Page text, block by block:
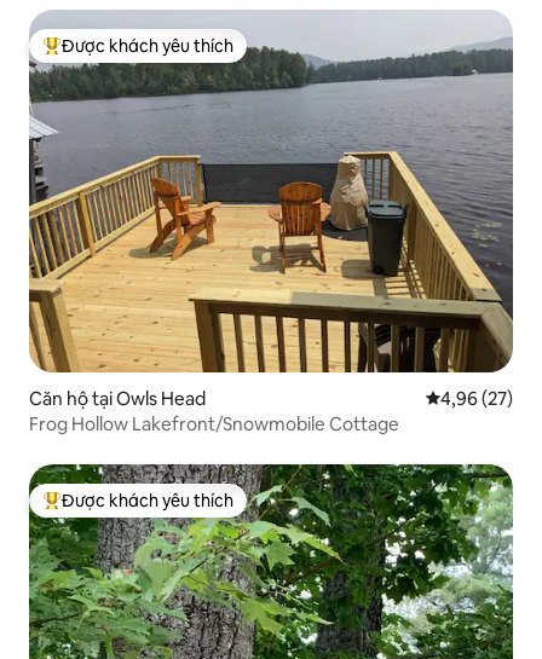
Được khách yêu thích nhất
Được khách yêu thích
Căn hộ tại Owls Head Xếp hạng
4,96 (27)
Frog Hollow Lakefront/Snowmobile Cottage
Được khách yêu thích nhất
Được khách yêu thích